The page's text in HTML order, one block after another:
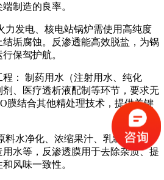
制造的良率。
力发电、核电站锅炉需使用高纯度
结垢腐蚀。反渗透能高效脱盐，为锅
保驾护航。
：
制药用水（注射用水、纯化
剂、医疗透析液配制等环节，要求无
膜结合其他精处理技术，提供关键
料水净化、浓缩果汁、乳制品加
用水等，反渗透膜用于去除杂质、提
风味一致性。